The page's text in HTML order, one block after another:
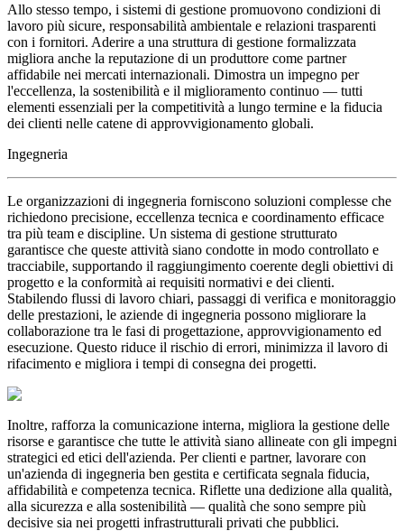
Allo stesso tempo, i sistemi di gestione promuovono condizioni di
lavoro più sicure, responsabilità ambientale e relazioni trasparenti
con i fornitori. Aderire a una struttura di gestione formalizzata
migliora anche la reputazione di un produttore come partner
affidabile nei mercati internazionali. Dimostra un impegno per
l'eccellenza, la sostenibilità e il miglioramento continuo — tutti
elementi essenziali per la competitività a lungo termine e la fiducia
dei clienti nelle catene di approvvigionamento globali.
Ingegneria
Le organizzazioni di ingegneria forniscono soluzioni complesse che
richiedono precisione, eccellenza tecnica e coordinamento efficace
tra più team e discipline. Un sistema di gestione strutturato
garantisce che queste attività siano condotte in modo controllato e
tracciabile, supportando il raggiungimento coerente degli obiettivi di
progetto e la conformità ai requisiti normativi e dei clienti.
Stabilendo flussi di lavoro chiari, passaggi di verifica e monitoraggio
delle prestazioni, le aziende di ingegneria possono migliorare la
collaborazione tra le fasi di progettazione, approvvigionamento ed
esecuzione. Questo riduce il rischio di errori, minimizza il lavoro di
rifacimento e migliora i tempi di consegna dei progetti.
Inoltre, rafforza la comunicazione interna, migliora la gestione delle
risorse e garantisce che tutte le attività siano allineate con gli impegni
strategici ed etici dell'azienda. Per clienti e partner, lavorare con
un'azienda di ingegneria ben gestita e certificata segnala fiducia,
affidabilità e competenza tecnica. Riflette una dedizione alla qualità,
alla sicurezza e alla sostenibilità — qualità che sono sempre più
decisive sia nei progetti infrastrutturali privati che pubblici.